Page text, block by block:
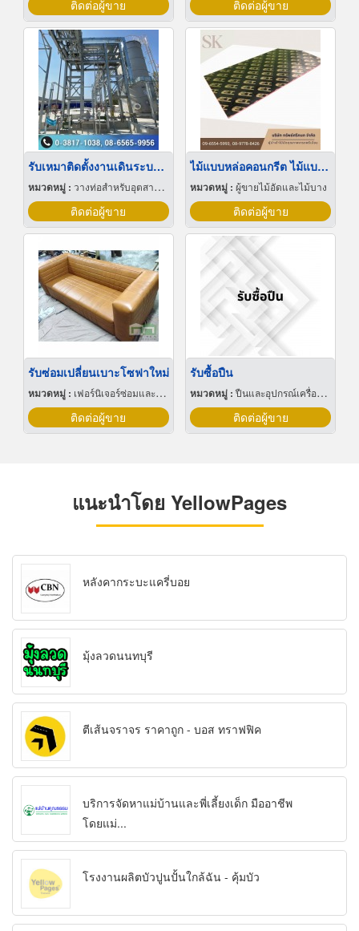
ติดต่อผู้ขาย ติดต่อผู้ขาย
รับเหมาติดตั้งงานเดินระบบท่อโรงงาน
หมวดหมู่ : วางท่อสำหรับอุตสาหกรรมท่อ
ติดต่อผู้ขาย
ไม้แบบหล่อคอนกรีต ไม้แบบเทปูน
หมวดหมู่ : ผู้ขายไม้อัดและไม้บาง
ติดต่อผู้ขาย
รับซ่อมเปลี่ยนเบาะโซฟาใหม่
หมวดหมู่ : เฟอร์นิเจอร์ซ่อมและทำใหม่
ติดต่อผู้ขาย
รับซื้อปืน
หมวดหมู่ :ปืนและอุปกรณ์เครื่องใช้
ติดต่อผู้ขาย
แนะนำโดย YellowPages
หลังคากระบะแครี่บอย
มุ้งลวดนนทบุรี
ตีเส้นจราจร ราคาถูก - บอส ทราฟฟิค
บริการจัดหาแม่บ้านและพี่เลี้ยงเด็ก มืออาชีพ
โดยแม่...
โรงงานผลิตบัวปูนปั้นใกล้ฉัน - คุ้มบัว